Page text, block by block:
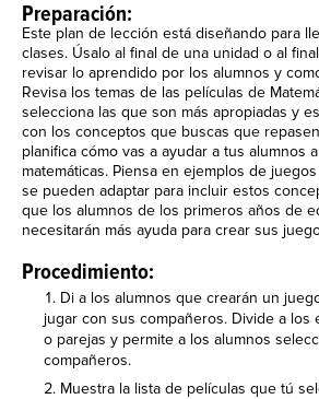
Preparación:
Este plan de lección está diseñando para
clases. Úsalo al final de una unidad o al
revisar lo aprendido por los alumnos y
Revisa los temas de las películas de
selecciona las que son más apropiadas y
con los conceptos que buscas que
planifica cómo vas a ayudar a tus alumnos
matemáticas. Piensa en ejemplos de
se pueden adaptar para incluir estos
que los alumnos de los primeros años de
necesitarán más ayuda para crear sus
Procedimiento:
Di a los alumnos que crearán un
jugar con sus compañeros. Divide a los
o parejas y permite a los alumnos
compañeros.
Muestra la lista de películas que tú